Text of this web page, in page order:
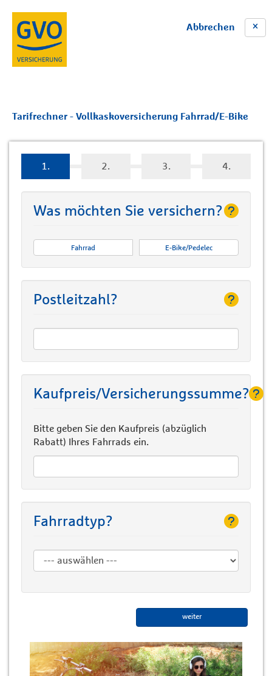
Tarifrechner - Vollkaskoversicherung Fahrrad/E-Bike
Abbrechen
1. 2. 3. 4.
Was möchten Sie versichern?
Fahrrad E-Bike/Pedelec
Postleitzahl?
Kaufpreis/Versicherungssumme?
Bitte geben Sie den Kaufpreis (abzüglich
Rabatt) Ihres Fahrrads ein.
Fahrradtyp?
weiter